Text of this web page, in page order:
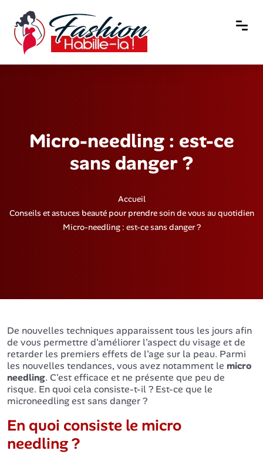
Micro-needling : est-ce
sans danger ?
Accueil
Conseils et astuces beauté pour prendre soin de vous au quotidien
Micro-needling : est-ce sans danger ?
De nouvelles techniques apparaissent tous les jours afin
de vous permettre d'améliorer l'aspect du visage et de
retarder les premiers effets de l'age sur la peau. Parmi
les nouvelles tendances, vous avez notamment le micro
needling. C'est efficace et ne présente que peu de
risque. En quoi cela consiste-t-il ? Est-ce que le
microneedling est sans danger ?
En quoi consiste le micro
needling ?